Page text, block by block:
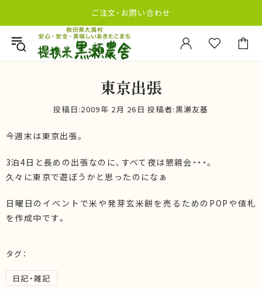
ご注文・お問い合わせ
東京出張
投稿日:2009年 2月 26日 投稿者:黒瀬友基
今週末は東京出張。
3泊4日と長めの出張なのに、すべて夜は懇親会・・・。
久々に東京で遊ぼうかと思ったのになぁ
日曜日のイベントで米や発芽玄米餅を売るためのPOPや値札
を作成中です。
タグ：
日記・雑記